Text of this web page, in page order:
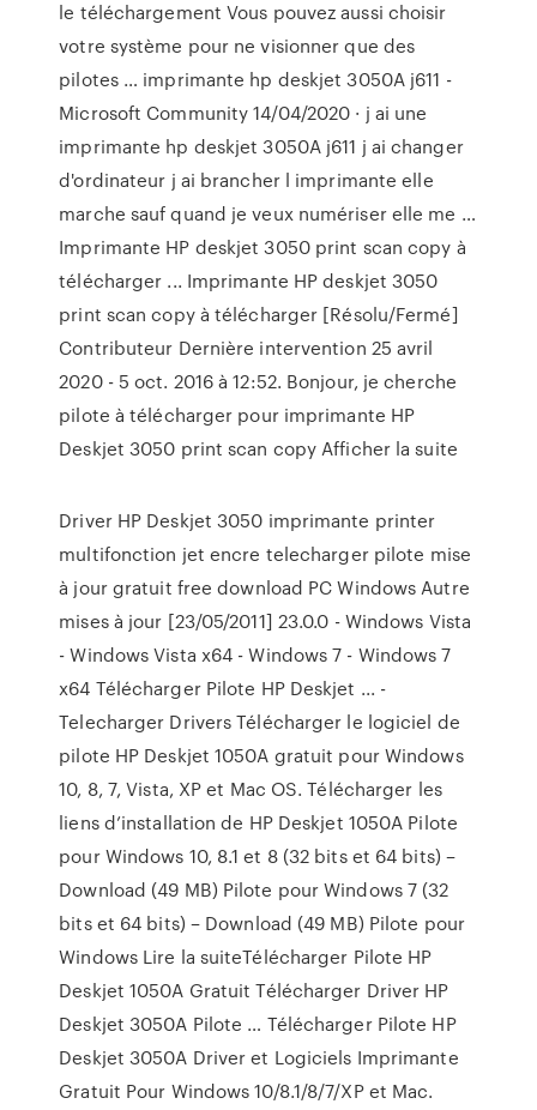
le téléchargement Vous pouvez aussi choisir
votre système pour ne visionner que des
pilotes … imprimante hp deskjet 3050A j611 -
Microsoft Community 14/04/2020 · j ai une
imprimante hp deskjet 3050A j611 j ai changer
d'ordinateur j ai brancher l imprimante elle
marche sauf quand je veux numériser elle me …
Imprimante HP deskjet 3050 print scan copy à
télécharger ... Imprimante HP deskjet 3050
print scan copy à télécharger [Résolu/Fermé]
Contributeur Dernière intervention 25 avril
2020 - 5 oct. 2016 à 12:52. Bonjour, je cherche
pilote à télécharger pour imprimante HP
Deskjet 3050 print scan copy Afficher la suite
Driver HP Deskjet 3050 imprimante printer
multifonction jet encre telecharger pilote mise
à jour gratuit free download PC Windows Autre
mises à jour [23/05/2011] 23.0.0 - Windows Vista
- Windows Vista x64 - Windows 7 - Windows 7
x64 Télécharger Pilote HP Deskjet ... -
Telecharger Drivers Télécharger le logiciel de
pilote HP Deskjet 1050A gratuit pour Windows
10, 8, 7, Vista, XP et Mac OS. Télécharger les
liens d’installation de HP Deskjet 1050A Pilote
pour Windows 10, 8.1 et 8 (32 bits et 64 bits) –
Download (49 MB) Pilote pour Windows 7 (32
bits et 64 bits) – Download (49 MB) Pilote pour
Windows Lire la suiteTélécharger Pilote HP
Deskjet 1050A Gratuit Télécharger Driver HP
Deskjet 3050A Pilote … Télécharger Pilote HP
Deskjet 3050A Driver et Logiciels Imprimante
Gratuit Pour Windows 10/8.1/8/7/XP et Mac.